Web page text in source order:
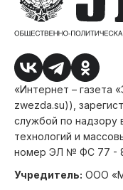
«Интернет – газета
zwezda.su)),
службой по надзору
технологий и
номер ЭЛ № ФС 77 -
Учредитель: ООО